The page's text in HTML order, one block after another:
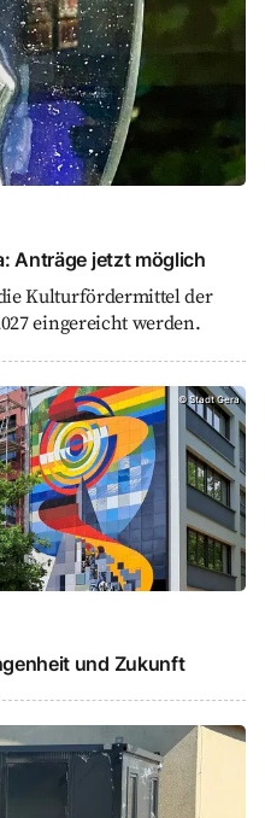
Anträge jetzt möglich
Kulturfördermittel der
eingereicht werden.
und©Stadt Gera
und Zukunft
stärkt